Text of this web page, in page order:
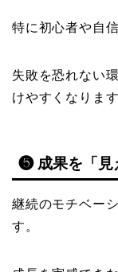
特に初心者や自
失敗を恐れない
けやすくなります
❺ 成果を「見
継続のモチベー
す。